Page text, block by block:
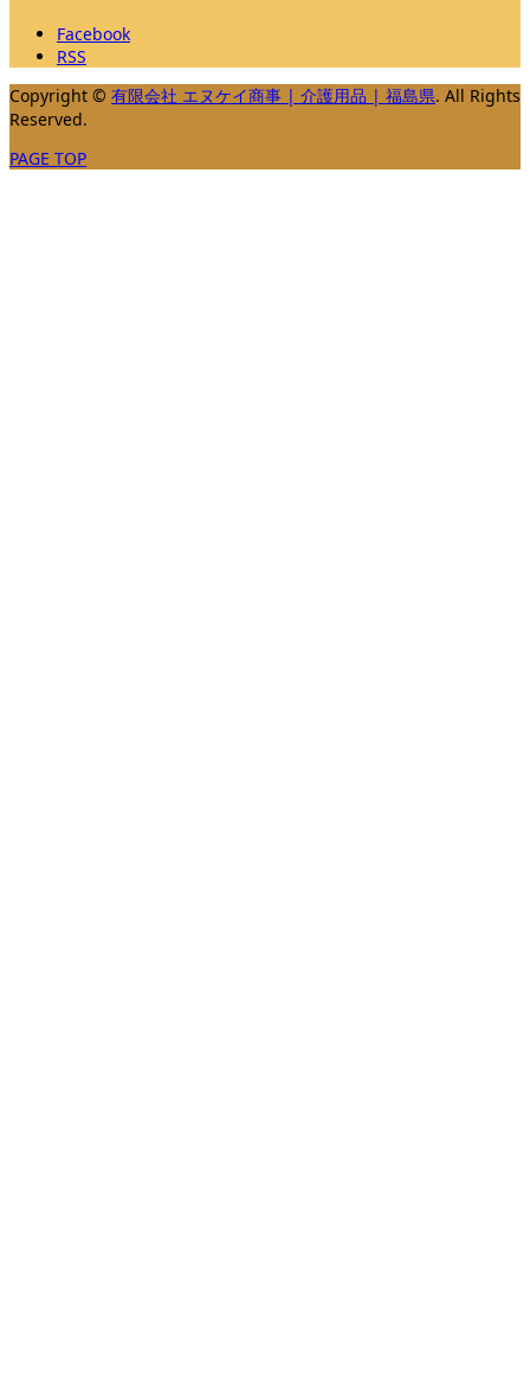
Facebook
RSS
Copyright © 有限会社 エヌケイ商事 | 介護用品 | 福島県. All Rights
Reserved.
PAGE TOP